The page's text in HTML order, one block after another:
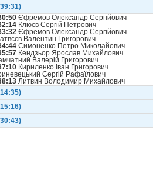
Єфремов Олександр Сергійович
Клюєв Сергій Петрович
Єфремов Олександр Сергійович
Валентин Григорович
Симоненко Петро Миколайович
Кендзьор Ярослав Михайлович
Валерій Григорович
Кириленко Іван Григорович
Сергій Рафаїлович
Литвин Володимир Михайлович